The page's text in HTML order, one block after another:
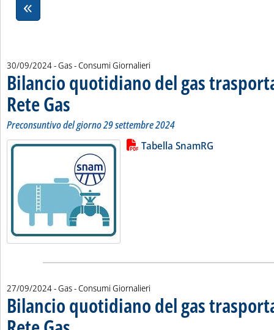
30/09/2024- Gas - Consumi Giornalieri
Bilancio quotidiano del gas
Rete Gas . Sottotitolo: Preconsuntivo del giorno 29 settembre 2024
. Pubblicata lunedì 30 settembre 2024 alle 11.47.
Preconsuntivo del giorno 29 settembre 2024
Leggi tutta la notizia: 'Bilancio
Lista allegati PDF alla notiziaTabella SnamRG
27/09/2024- Gas - Consumi Giornalieri
Bilancio quotidiano del gas
. Sottotitolo: Preconsuntivo del giorno 26 settembre 2024
. Pubblicata venerdì 27 settembre 2024 alle 11.42.